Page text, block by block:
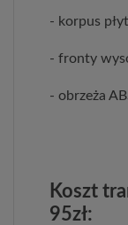
- korpus
- fronty
- obrzeża
Koszt
95zł: